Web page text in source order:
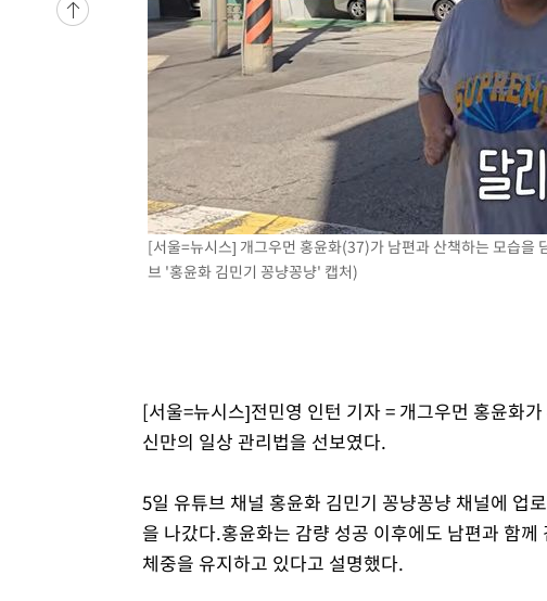
42.08%·宋 10.17%
-28219초 전 >
이강인 "아틀레티코 이적 기뻐…등번호 7번 의미보단 팀 위해 뛸
[속보]與 당대표 경선, 제주·인천 권리당원 투표 김민석 승리
낮 최고 35도 '무더위'…동해안 시간당 30㎜ '강한 비'[내일날씨]
[속보]이강인 "감독님이 원하는 마음 느꼈고, 많은 트로피 원해 아
수도권 40도 육박 '펄펄'…동해안 일부 지역엔 호의주의보
온열질환 사망자 3명 늘어…누적 환자 3000명 돌파
강릉에 시간당 81.4㎜ 물폭탄…도로 잠기고 담벼락 붕괴
백운산서 80년근 천종산삼 9뿌리 발견…감정가 1.3억원
선재도서 해루질 나섰다 실종 60대, 닷새 만에 숨진 채 발견
[속보]'압수수색·성접대 논란' 축구협회 "실망과 걱정 안겨드려 죄송"
'최고 37도' 폭염 지속…강원동해안 최대 150㎜ 비
[서울=뉴시스] 개그우먼 홍윤화(37)가 남편과 산책하는 모습을
브 '홍윤화 김민기 꽁냥꽁냥' 캡처)
[서울=뉴시스]전민영 인턴 기자 = 개그우먼 홍윤화
신만의 일상 관리법을 선보였다.
5일 유튜브 채널 홍윤화 김민기 꽁냥꽁냥 채널에 업
을 나갔다.홍윤화는 감량 성공 이후에도 남편과 함
체중을 유지하고 있다고 설명했다.